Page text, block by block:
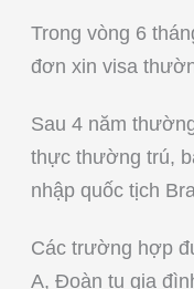
Trong vòng 6
đơn xin visa
Sau 4 năm
thực thường trú,
nhập quốc tịch
Các trường hợp
A, Đoàn tụ gia